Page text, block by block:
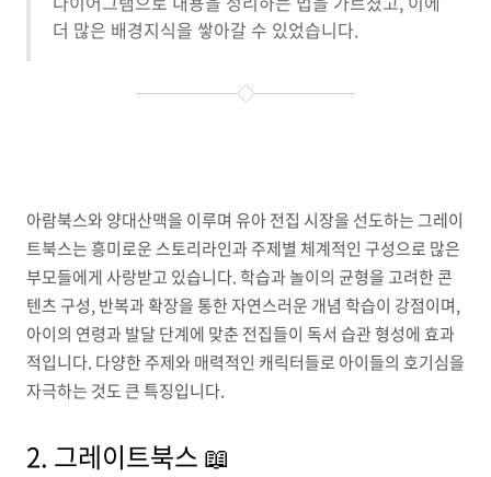
더 많은 배경지식을 쌓아갈 수 있었습니다.
아람북스와 양대산맥을 이루며 유아 전집 시장을 선도하는 그레이
트북스는 흥미로운 스토리라인과 주제별 체계적인 구성으로 많은
부모들에게 사랑받고 있습니다. 학습과 놀이의 균형을 고려한 콘
텐츠 구성, 반복과 확장을 통한 자연스러운 개념 학습이 강점이며,
아이의 연령과 발달 단계에 맞춘 전집들이 독서 습관 형성에 효과
적입니다. 다양한 주제와 매력적인 캐릭터들로 아이들의 호기심을
자극하는 것도 큰 특징입니다.
2. 그레이트북스 📖